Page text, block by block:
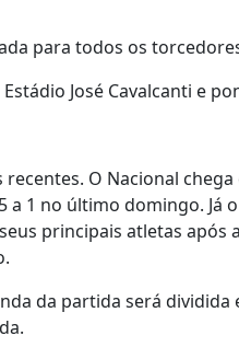
para todos os
José Cavalcanti e
O Nacional
1 no último domingo. Já
principais atletas após
da partida será